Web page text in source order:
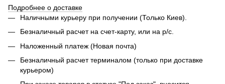
Подробнее о доставке
Наличными курьеру при получении (Только Киев).
Безналичный расчет на счет-карту, или на р/с.
Наложенный платеж (Новая почта)
Безналичный расчет терминалом (только при доставке
курьером)